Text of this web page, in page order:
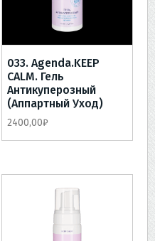
033. Agenda.KEEP
CALM. Гель
Антикуперозный
(аппартный Уход)
2400,00₽